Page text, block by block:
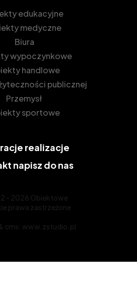
edukacyjne
medyczne
Biura
wypoczynkowe
handlowe
publicznej
Przemysł
sportowe
realizacje
napisz do nas
- 2026 Obiektowe
prawa zastrzeżone
cms: www.zstudio.pl